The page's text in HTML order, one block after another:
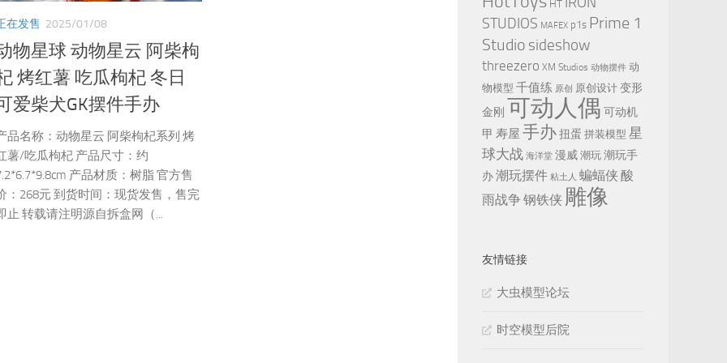
在发售 2025/01/08
物星球 动物星云 阿柴枸
烤红薯 吃瓜枸杞 冬日
爱柴犬GK摆件手办
品名称：动物星云 阿柴枸杞系列 烤
薯/吃瓜枸杞 产品尺寸：约
产品材质：树脂 官方售
：268元 到货时间：现货发售，售完
止 转载请注明源自拆盒网（...
HT
STUDIOS MAFEX p1s Prime 1
Studio sideshow
threezero XM Studios 动物摆件 动
物模型 千值练 原创 原创设计 变形
金刚 可动人偶 可动机
甲 寿屋 手办扭蛋 拼装模型 星
球大战 海洋堂 漫威 潮玩 潮玩手
办潮玩摆件 粘土人 蝙蝠侠酸
雨战争钢铁侠 雕像
友情链接
大虫模型论坛
时空模型后院